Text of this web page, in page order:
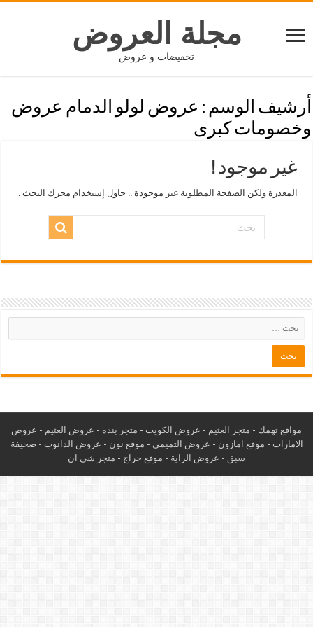
مجلة العروض
تخفيضات و عروض
أرشيف الوسم : عروض لولو الدمام عروض
وخصومات كبرى
غير موجود !
المعذرة ولكن الصفحة المطلوبة غير موجودة .. حاول إستخدام محرك البحث .
مواقع تهمك - متجر العثيم - عروض الكويت - متجر بنده - عروض العثيم - عروض
الامارات - موقع امازون - عروض التميمي - موقع نون - عروض الدانوب - صحيفة
سبق - عروض الراية - موقع حراج - متجر شي ان